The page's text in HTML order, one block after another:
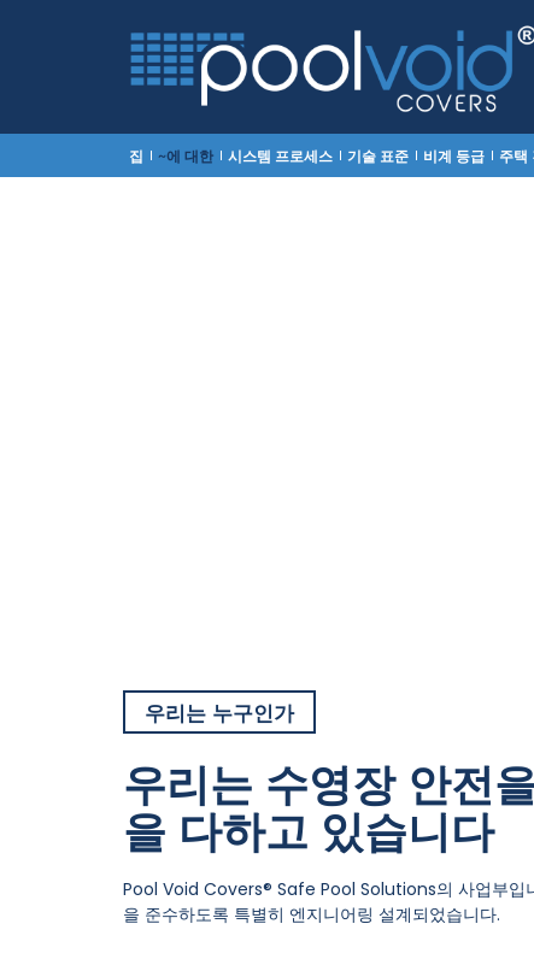
집 ~에 대한 시스템 프로세스 기술 표준 비계 등급 주택
우리는 누구인가
우리는 수영장 안전
을 다하고 있습니다
Pool Void Covers® Safe Pool Solutions의 사업부입
을 준수하도록 특별히 엔지니어링 설계되었습니다.